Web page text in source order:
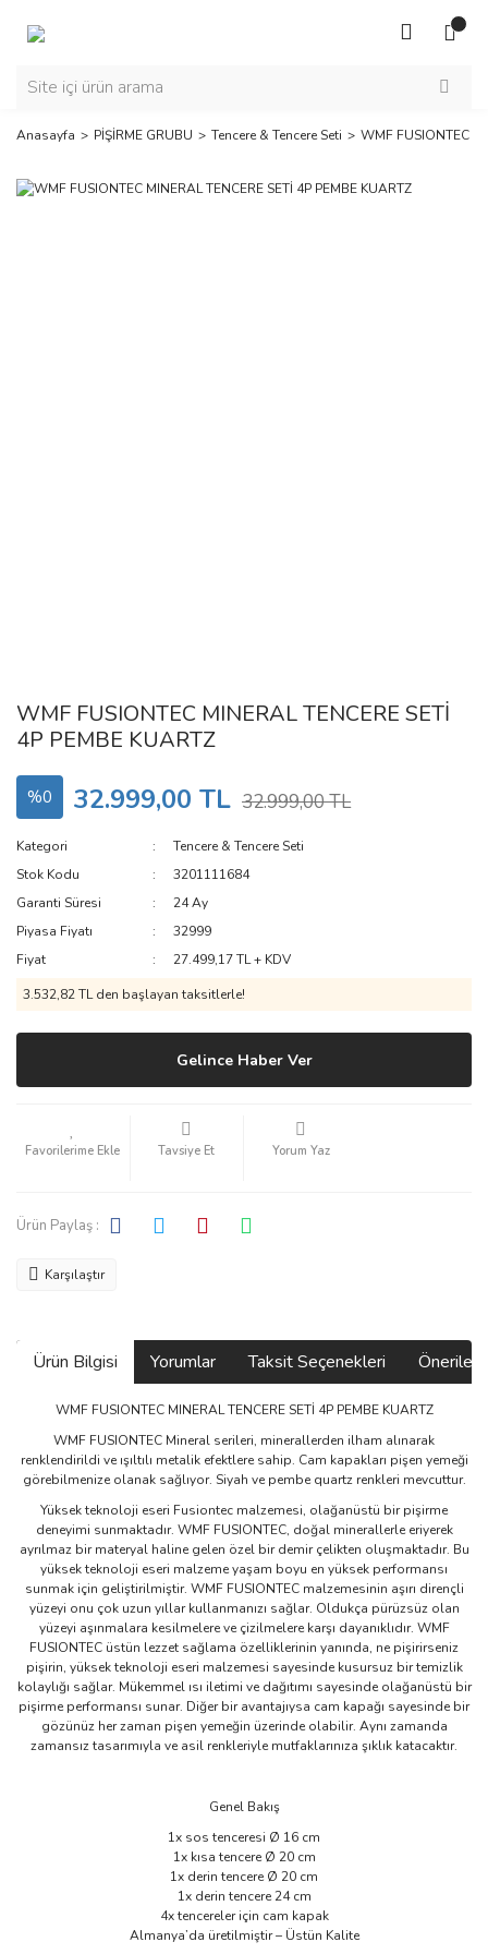
Anasayfa PİŞİRME GRUBU Tencere & Tencere Seti WMF FUSIONTEC
WMF FUSIONTEC MINERAL TENCERE SETİ
4P PEMBE KUARTZ
%0 32.999,00 TL 32.999,00 TL
Kategori
Tencere & Tencere Seti
Stok Kodu
3201111684
Garanti Süresi
24 Ay
Piyasa Fiyatı
32999
Fiyat
27.499,17 TL + KDV
3.532,82 TL den başlayan taksitlerle!
Gelince Haber Ver
Tavsiye Et Yorum Yaz
Ürün Paylaş :
Karşılaştır
Ürün Bilgisi Yorumlar Taksit Seçenekleri
WMF FUSIONTEC MINERAL TENCERE SETİ 4P PEMBE KUARTZ
WMF FUSIONTEC Mineral serileri, minerallerden ilham alınarak
renklendirildi ve ışıltılı metalik efektlere sahip. Cam kapakları pişen yemeği
görebilmenize olanak sağlıyor. Siyah ve pembe quartz renkleri mevcuttur.
Yüksek teknoloji eseri Fusiontec malzemesi, olağanüstü bir pişirme
deneyimi sunmaktadır. WMF FUSIONTEC, doğal minerallerle eriyerek
ayrılmaz bir materyal haline gelen özel bir demir çelikten oluşmaktadır. Bu
yüksek teknoloji eseri malzeme yaşam boyu en yüksek performansı
sunmak için geliştirilmiştir. WMF FUSIONTEC malzemesinin aşırı dirençli
yüzeyi onu çok uzun yıllar kullanmanızı sağlar. Oldukça pürüzsüz olan
yüzeyi aşınmalara kesilmelere ve çizilmelere karşı dayanıklıdır. WMF
FUSIONTEC üstün lezzet sağlama özelliklerinin yanında, ne pişirirseniz
pişirin, yüksek teknoloji eseri malzemesi sayesinde kusursuz bir temizlik
kolaylığı sağlar. Mükemmel ısı iletimi ve dağıtımı sayesinde olağanüstü bir
pişirme performansı sunar. Diğer bir avantajıysa cam kapağı sayesinde bir
gözünüz her zaman pişen yemeğin üzerinde olabilir. Aynı zamanda
zamansız tasarımıyla ve asil renkleriyle mutfaklarınıza şıklık katacaktır.
Genel Bakış
1x sos tenceresi Ø 16 cm
1x kısa tencere Ø 20 cm
1x derin tencere Ø 20 cm
1x derin tencere 24 cm
4x tencereler için cam kapak
Almanya’da üretilmiştir – Üstün Kalite